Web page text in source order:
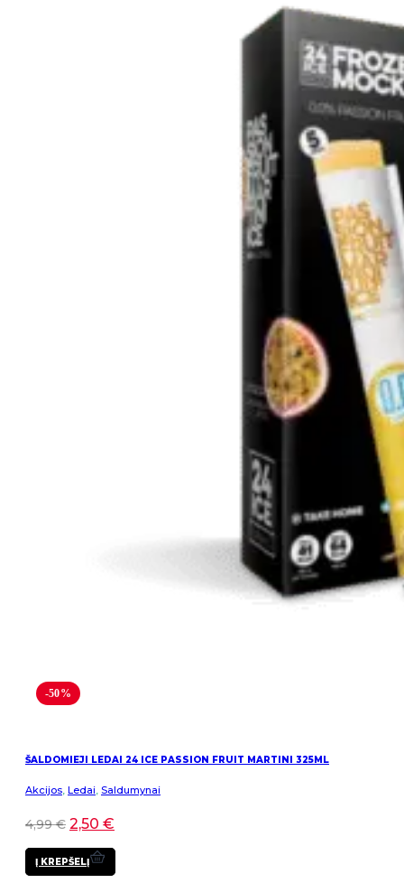
-50%
ŠALDOMIEJI LEDAI 24 ICE PASSION FRUIT MARTINI 325ML
Akcijos, Ledai, Saldumynai
4,99€ 2,50 €
Į KREPŠELĮ